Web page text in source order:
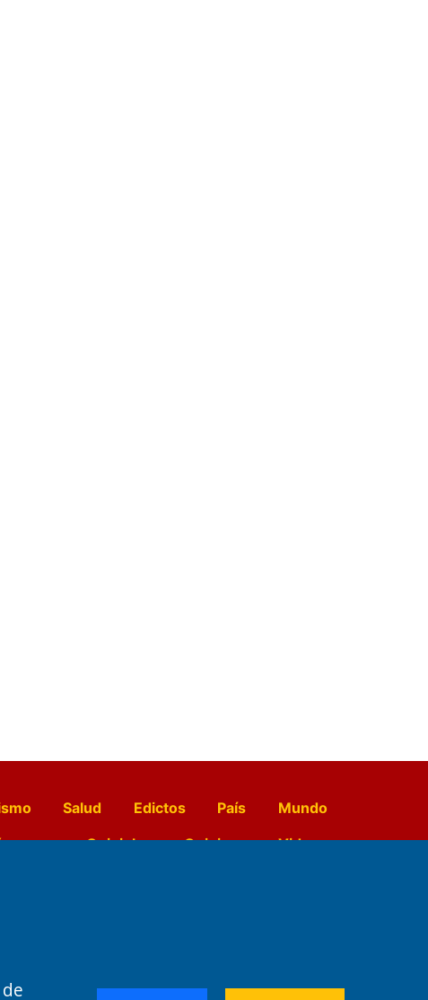
Salud Edictos País
Mundo
Quiniela Opinion
Videos
de Contenidos: